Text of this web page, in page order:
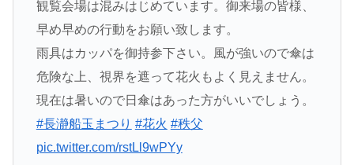
観覧会場は混みはじめています。御来場の皆様、
早め早めの行動をお願い致します。
雨具はカッパを御持参下さい。風が強いので傘は
危険な上、視界を遮って花火もよく見えません。
現在は暑いので日傘はあった方がいいでしょう。
#長瀞船玉まつり #花火 #秩父
pic.twitter.com/rstLl9wPYy